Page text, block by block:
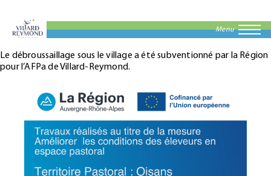
Menu
Le débroussaillage sous le village a été subventionné par la Région
pour l’AFPa de Villard-Reymond.